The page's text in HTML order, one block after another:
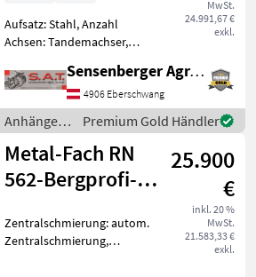
NEU
MwSt.
24.991,67 €
exkl.
Aufsatz: Stahl, Anzahl
Achsen: Tandemachser,
Kipper, Bremse:
Druckluftbremse,
Mittelrunge, Plane,
Hydraulischer Stützfuß
Neuer Metal Fach T 755-T
Sensenberger Agrar-Technik
4906 Eberschwang
Anhänger /
Metal-Fach
Premium Gold Händler
Metal-Fach RN
562-Bergprofi-
25.900
€
inkl. 20 %
MwSt.
21.583,33 €
exkl.
Zentralschmierung: autom.
Zentralschmierung,